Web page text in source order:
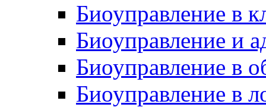
Биоуправление в
Биоуправление и
Биоуправление в
Биоуправление в